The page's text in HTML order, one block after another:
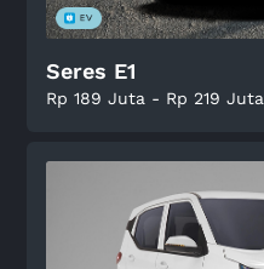
Seres E1
Rp 189 Juta - Rp 219 Juta